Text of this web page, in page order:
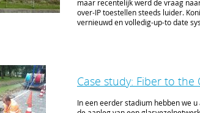
maar recentelijk werd de vraag
over-IP toestellen steeds luider.
vernieuwd en volledig-up-to date
Case study: Fiber to the
In een eerder stadium hebben we